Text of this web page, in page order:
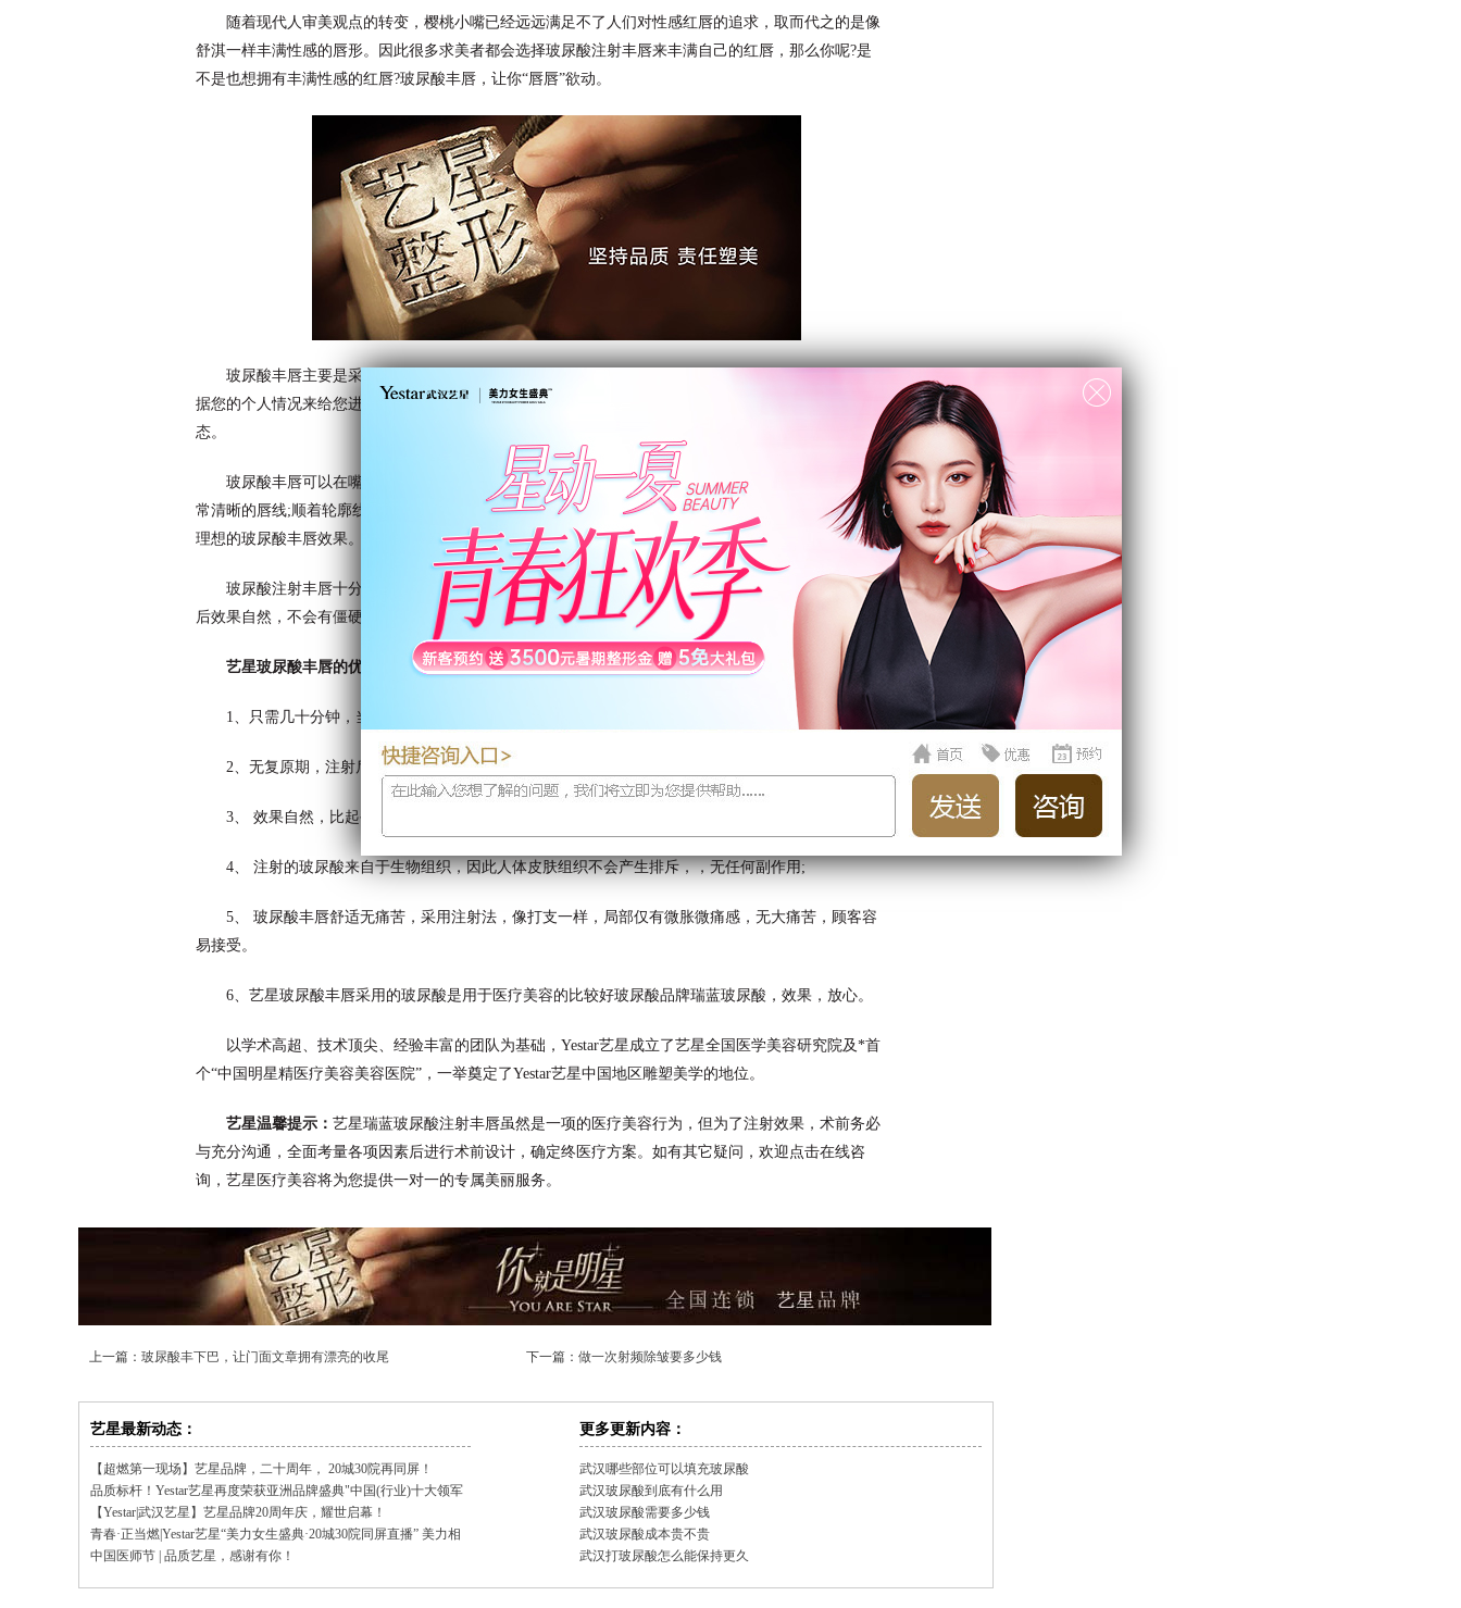
随着现代人审美观点的转变，樱桃小嘴已经远远满足不了人们对性感红唇的追求，取而代之的是像
舒淇一样丰满性感的唇形。因此很多求美者都会选择玻尿酸注射丰唇来丰满自己的红唇，那么你呢?是
不是也想拥有丰满性感的红唇?玻尿酸丰唇，让你“唇唇”欲动。
玻尿酸丰唇主要是采用注射的手段来进行丰唇的，通过注射将玻尿酸填充于皮下组织，然后客服根
据您的个人情况来给您进行塑形，这样不仅仅改善了您唇部的组织缺损还让您的嘴唇变成更加饱满的状
态。
玻尿酸丰唇可以在嘴唇内侧注入少量玻尿酸，让嘴唇变得更加美丽;顺着唇线注入的话，可以得到非
常清晰的唇线;顺着轮廓线注入玻尿酸，可以让人中部位更加清晰。如果同时进行上述几个手术，会得到
理想的玻尿酸丰唇效果。
玻尿酸注射丰唇十分方便，注射时间短，仅约10分钟至30分钟，可以立即达到自然塑形的效果;注射
后效果自然，不会有僵硬或做作的感觉，不会移位、变形，是近年来众多爱美人士的美容致爱。
艺星玻尿酸丰唇的优势有哪些呢?
1、只需几十分钟，当场可以见效;
2、无复原期，注射后不影响日常工作和生活;
3、 效果自然，比起手术丰唇，更加柔软逼真;
4、 注射的玻尿酸来自于生物组织，因此人体皮肤组织不会产生排斥，，无任何副作用;
5、 玻尿酸丰唇舒适无痛苦，采用注射法，像打支一样，局部仅有微胀微痛感，无大痛苦，顾客容
易接受。
6、艺星玻尿酸丰唇采用的玻尿酸是用于医疗美容的比较好玻尿酸品牌瑞蓝玻尿酸，效果，放心。
以学术高超、技术顶尖、经验丰富的团队为基础，Yestar艺星成立了艺星全国医学美容研究院及*首
个“中国明星精医疗美容美容医院”，一举奠定了Yestar艺星中国地区雕塑美学的地位。
艺星温馨提示： 艺星瑞蓝玻尿酸注射丰唇虽然是一项的医疗美容行为，但为了注射效果，术前务必
与充分沟通，全面考量各项因素后进行术前设计，确定终医疗方案。如有其它疑问，欢迎点击在线咨
询，艺星医疗美容将为您提供一对一的专属美丽服务。
上一篇： 玻尿酸丰下巴，让门面文章拥有漂亮的收尾 下一篇： 做一次射频除皱要多少钱
艺星最新动态：
【超燃第一现场】艺星品牌，二十周年， 20城30院再同屏！
品质标杆！Yestar艺星再度荣获亚洲品牌盛典"中国(行业)十大领军
品牌"
【Yestar|武汉艺星】艺星品牌20周年庆，耀世启幕！
青春·正当燃|Yestar艺星“美力女生盛典·20城30院同屏直播” 美力相
聚，品质同行！
中国医师节 | 品质艺星，感谢有你！
更多更新内容：
武汉哪些部位可以填充玻尿酸
武汉玻尿酸到底有什么用
武汉玻尿酸需要多少钱
武汉玻尿酸成本贵不贵
武汉打玻尿酸怎么能保持更久